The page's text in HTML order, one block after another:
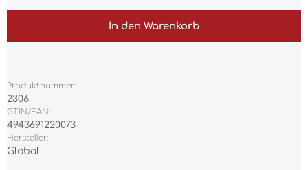
In den Warenkorb
Produktnummer:
2306
GTIN/EAN:
4943691220073
Hersteller:
Global